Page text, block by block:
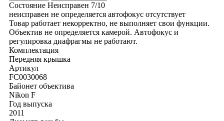
Состояние Неисправен 7/10
неисправен не определяется автофокус отсутствует
Товар работает некорректно, не выполняет свои функции.
Объектив не определяется камерой. Автофокус и
регулировка диафрагмы не работают.
Комплектация
Передняя крышка
Артикул
FC0030068
Байонет объектива
Nikon F
Год выпуска
2011